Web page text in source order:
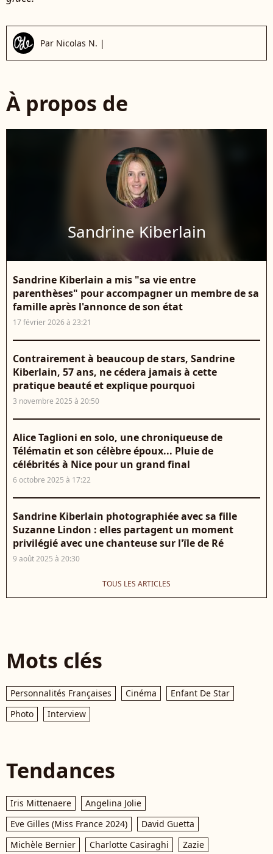
Par Nicolas N. |
À propos de
Sandrine Kiberlain
Sandrine Kiberlain a mis "sa vie entre
parenthèses" pour accompagner un membre de sa
famille après l'annonce de son état
17 février 2026 à 23:21
Contrairement à beaucoup de stars, Sandrine
Kiberlain, 57 ans, ne cédera jamais à cette
pratique beauté et explique pourquoi
3 novembre 2025 à 20:50
Alice Taglioni en solo, une chroniqueuse de
Télématin et son célèbre époux... Pluie de
célébrités à Nice pour un grand final
6 octobre 2025 à 17:22
Sandrine Kiberlain photographiée avec sa fille
Suzanne Lindon : elles partagent un moment
privilégié avec une chanteuse sur l'ïle de Ré
9 août 2025 à 20:30
TOUS LES ARTICLES
Mots clés
Personnalités Françaises Cinéma
Enfant De Star
Photo
Interview
Tendances
Iris Mittenaere
Angelina Jolie
Eve Gilles (Miss France 2024)
David Guetta
Michèle Bernier
Charlotte Casiraghi
Zazie